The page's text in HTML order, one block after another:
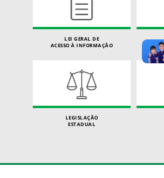
LEI GERAL DE
ACESSO À INFORMAÇÃO
LEGISLAÇÃO
ESTADUAL